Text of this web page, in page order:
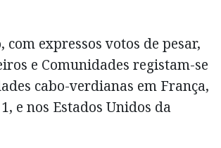
expressos votos de pesar,
e Comunidades registam-se
cabo-verdianas em França,
e nos Estados Unidos da